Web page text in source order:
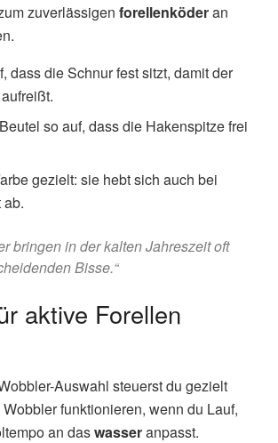
zuverlässigen forellenköderan
dass die Schnur fest sitzt, damit der
so auf, dass die Hakenspitze frei
gezielt: sie hebt sich auch bei
ab.
bringen in der kalten Jahreszeit oft
Bisse.“
aktive Forellen
Auswahl steuerst du gezielt
funktionieren, wenn du Lauf,
an daswasseranpasst.